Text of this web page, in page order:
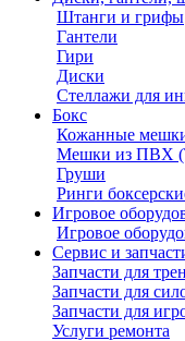
Штанги и грифы
Гантели
Гири
Диски
Стеллажи для
Бокс
Кожанные
Мешки из ПВХ
Груши
Ринги
Игровое
Игровое
Сервис и
Запчасти для
Запчасти для
Запчасти для
Услуги ремонта